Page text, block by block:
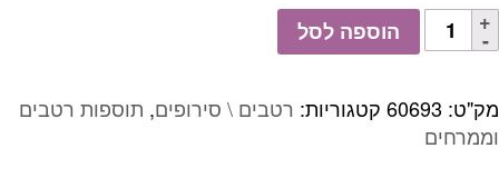
כמות
של
\
רוטב
הוספה לסל
מק"ט: 60693 קטגוריות: רטבים \ סירופים, תוספות רטבים
וממרחים